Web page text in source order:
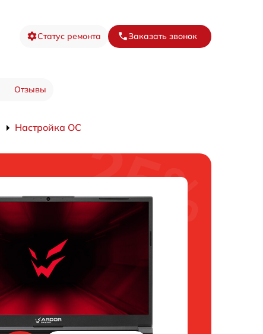
Статус ремонта Заказать звонок
Отзывы
Настройка ОС